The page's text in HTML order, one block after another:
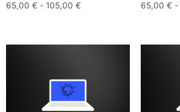
65,00 € - 105,00 € 65,00 € -